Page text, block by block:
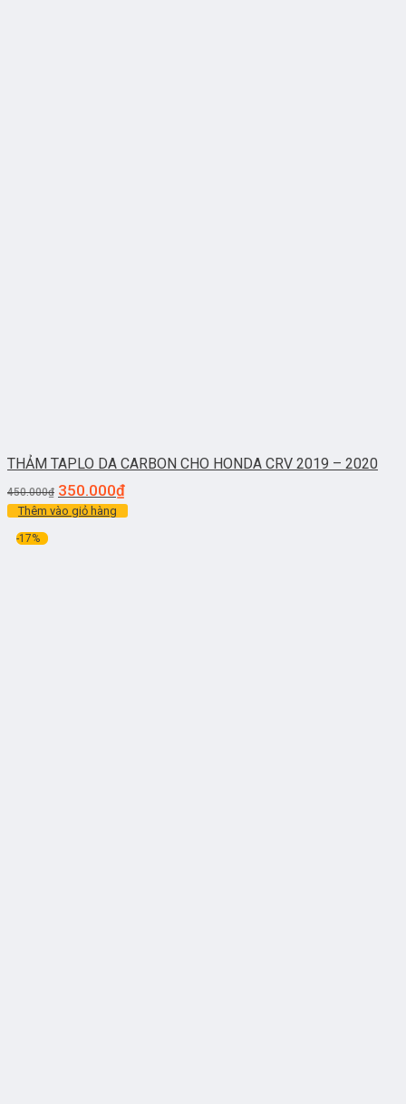
THẢM TAPLO DA CARBON CHO HONDA CRV 2019 – 2020
450.000₫ 350.000₫
Thêm vào giỏ hàng
-17%